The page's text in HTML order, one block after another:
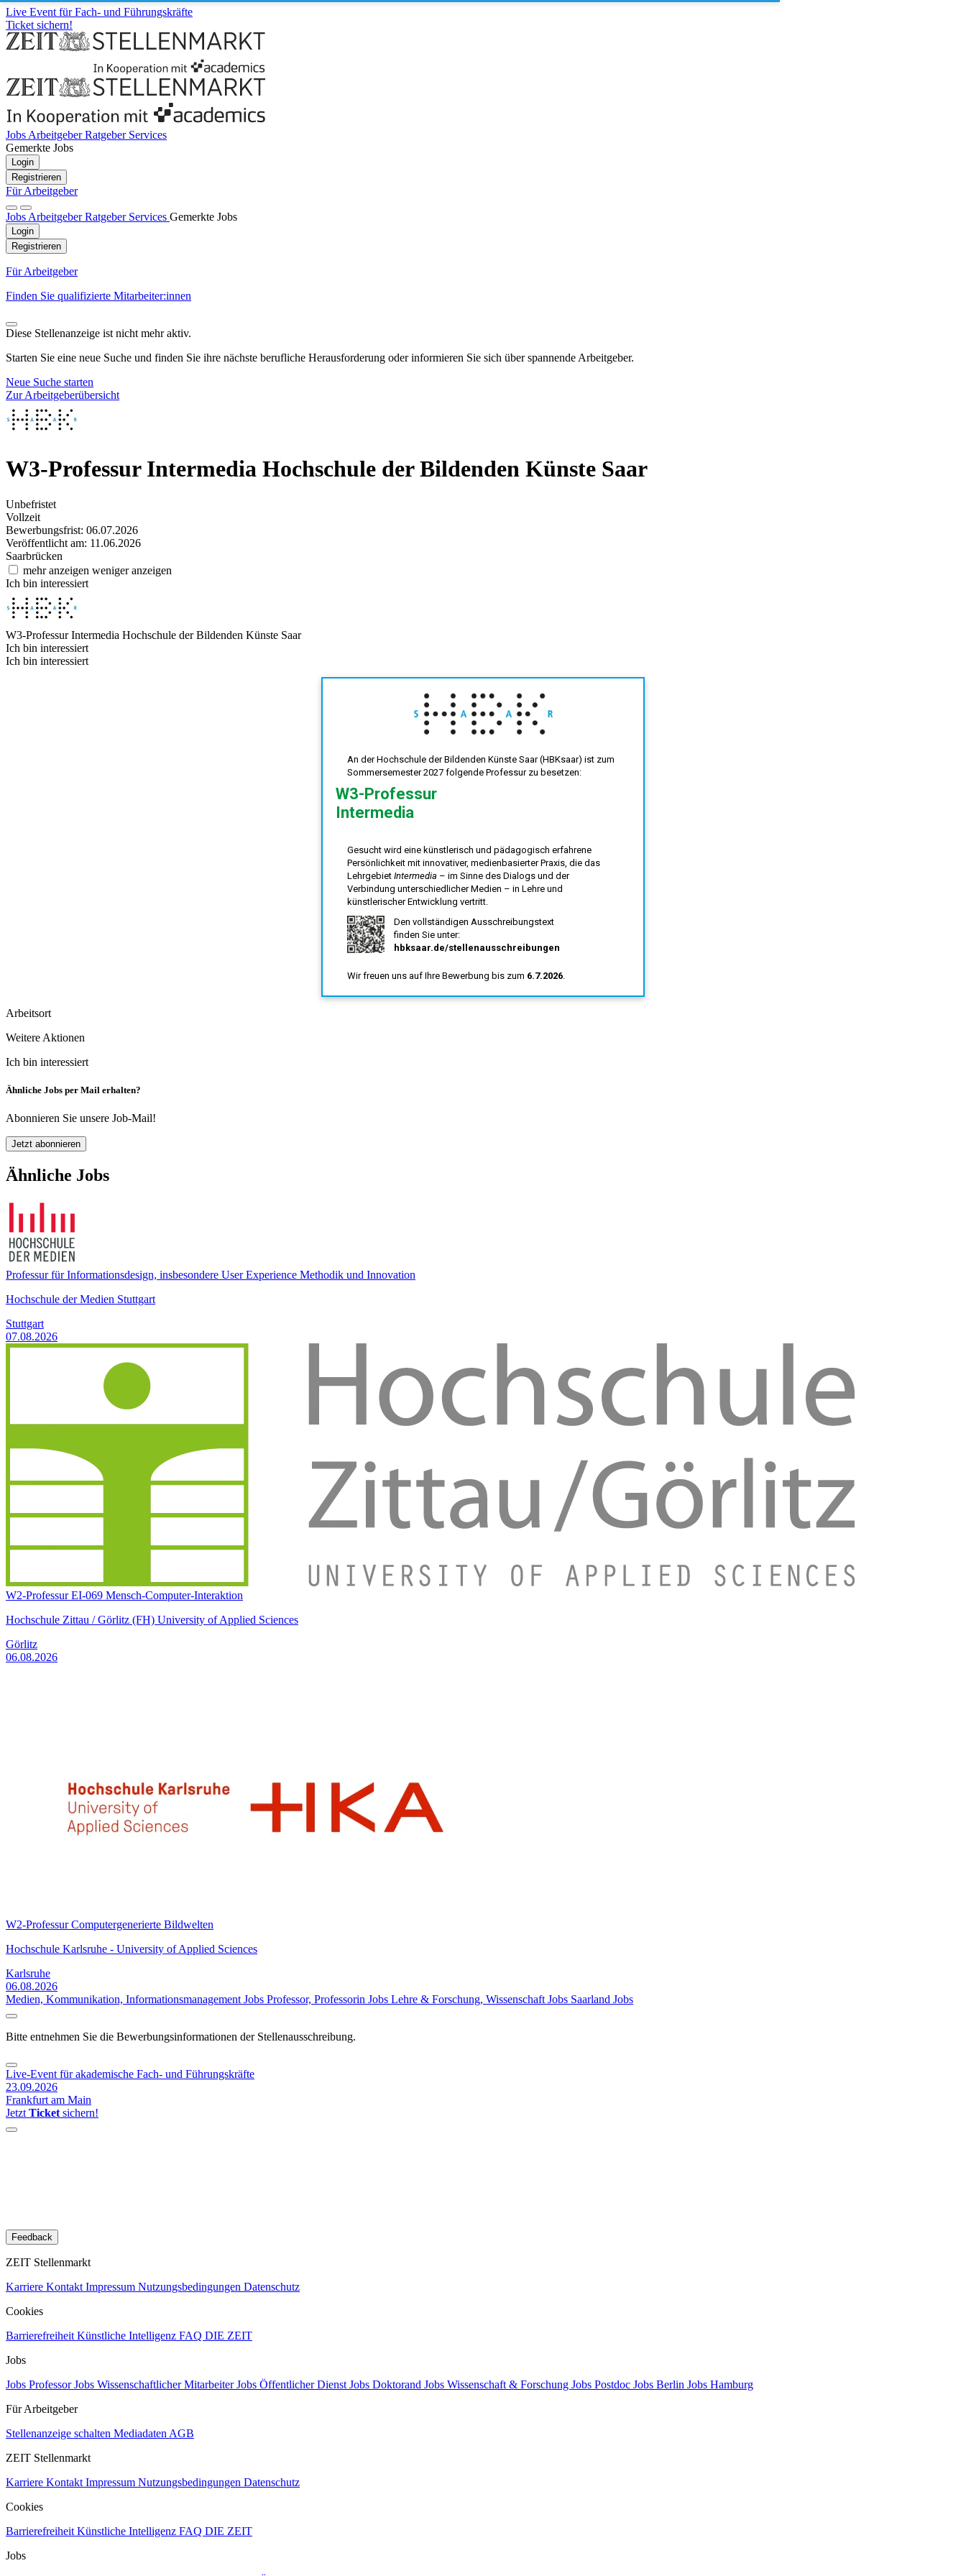
Live Event für Fach- und Führungskräfte
Ticket sichern!
Jobs ArbeitgeberRatgeber Services
Gemerkte Jobs
Login
Registrieren
Für Arbeitgeber
Jobs ArbeitgeberRatgeber Services Gemerkte Jobs
Login
Registrieren
Für Arbeitgeber
Finden Sie qualifizierte Mitarbeiter:innen
Diese Stellenanzeige ist nicht mehr aktiv.
Starten Sie eine neue Suche und finden Sie ihre nächste berufliche Herausforderung oder informieren Sie sich über spannende Arbeitgeber.
Neue Suche starten
Zur Arbeitgeberübersicht
W3-Professur Intermedia Hochschule der Bildenden Künste Saar
Unbefristet
Vollzeit
Bewerbungsfrist: 06.07.2026
Veröffentlicht am: 11.06.2026
Saarbrücken
mehr anzeigen weniger anzeigen
Ich bin interessiert
W3-Professur Intermedia Hochschule der Bildenden Künste Saar
Ich bin interessiert
Ich bin interessiert
An der Hochschule der Bildenden Künste Saar (HBKsaar) ist zum
Sommersemester 2027 folgende Professur zu besetzen:
W3-Professur
Intermedia
Gesucht wird eine künstlerisch und pädagogisch erfahrene
Persönlichkeit mit innovativer, medienbasierter Praxis, die das
LehrgebietIntermedia – im Sinne des Dialogs und der
Verbindung unterschiedlicher Medien – in Lehre und
künstlerischer Entwicklung vertritt.
Den vollständigen Ausschreibungstext
finden Sie unter:
hbksaar.de/stellenausschreibungen
Wir freuen uns auf Ihre Bewerbung bis zum 6.7.2026.
Arbeitsort
Weitere Aktionen
Ich bin interessiert
Ähnliche Jobs per Mail erhalten?
Abonnieren Sie unsere Job-Mail!
Jetzt abonnieren
Ähnliche Jobs
Professur für Informationsdesign, insbesondere User Experience Methodik und Innovation
Hochschule der Medien Stuttgart
Stuttgart
07.08.2026
W2-Professur EI-069 Mensch-Computer-Interaktion
Hochschule Zittau / Görlitz (FH) University of Applied Sciences
Görlitz
06.08.2026
W2-Professur Computergenerierte Bildwelten
Hochschule Karlsruhe - University of Applied Sciences
Karlsruhe
06.08.2026
Medien, Kommunikation, Informationsmanagement Jobs Professor, Professorin Jobs Lehre & Forschung, Wissenschaft Jobs Saarland Jobs
Bitte entnehmen Sie die Bewerbungsinformationen der Stellenausschreibung.
Live-Event für akademische Fach- und Führungskräfte
23.09.2026
Frankfurt am Main
Jetzt Ticket sichern!
Feedback
ZEIT Stellenmarkt
Karriere Kontakt Impressum Nutzungsbedingungen Datenschutz
Cookies
Barrierefreiheit Künstliche Intelligenz FAQ DIE ZEIT
Jobs
Jobs ProfessorJobs Wissenschaftlicher MitarbeiterJobs Öffentlicher Dienst Jobs Doktorand Jobs Wissenschaft & Forschung Jobs Postdoc Jobs Berlin Jobs Hamburg
Für Arbeitgeber
Stellenanzeige schalten Mediadaten AGB
ZEIT Stellenmarkt
Karriere Kontakt Impressum Nutzungsbedingungen Datenschutz
Cookies
Barrierefreiheit Künstliche Intelligenz FAQ DIE ZEIT
Jobs